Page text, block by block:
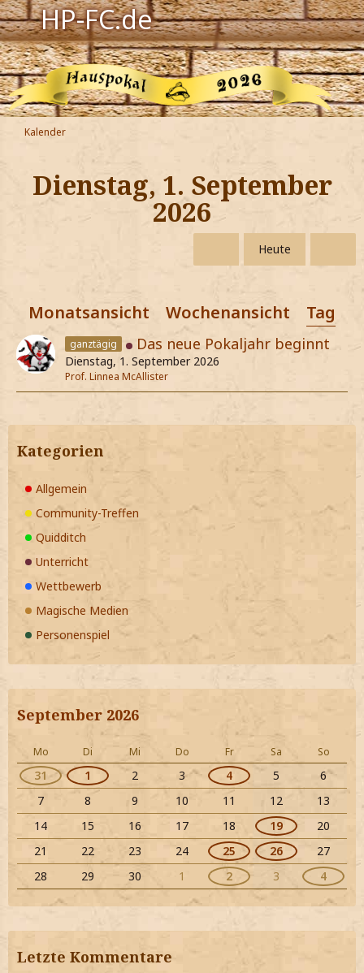
HP-FC.de
Navigation
Harry Potter
Der HP-FC
Hogwarts
Zauberwelt
Jetzt Fanclub-Mitglied werden!
Kalender
Dienstag, 1. September
2026
Heute
Monatsansicht Wochenansicht
ganztägig Das neue Pokaljahr beginnt
Dienstag, 1. September 2026
Prof. Linnea McAllister
Kategorien
Allgemein
Community-Treffen
Quidditch
Unterricht
Wettbewerb
Magische Medien
Personenspiel
September 2026
Mo Di Mi Do Fr Sa So
31 1 2 3 4 5
6
7
8 9 10 11 12
13
14
15 16 17 18 19
20
21
22 23 24 25 26
27
28
29 30 1 2 3 4
Letzte Kommentare